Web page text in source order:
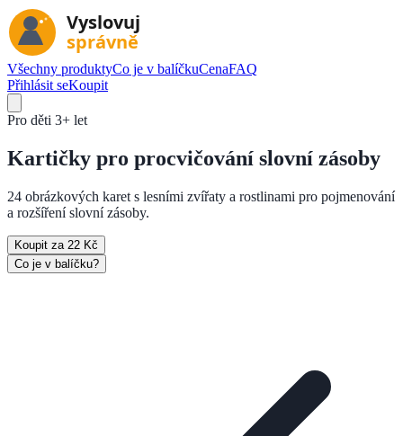
Všechny produktyCo je v balíčkuCenaFAQ
Přihlásit seKoupit
Pro děti 3+ let
Kartičky pro procvičování slovní zásoby
24 obrázkových karet s lesními zvířaty a rostlinami pro pojmenování
a rozšíření slovní zásoby.
Koupit za 22 Kč
Co je v balíčku?